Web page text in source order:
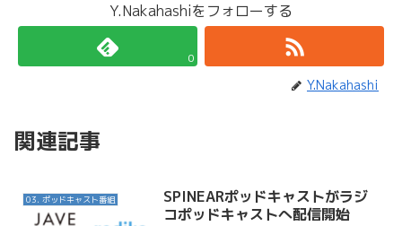
Y.Nakahashiをフォローする
0
Y.Nakahashi
関連記事
03. ポッドキャスト番組
SPINEARポッドキャストがラジ
コポッドキャストへ配信開始